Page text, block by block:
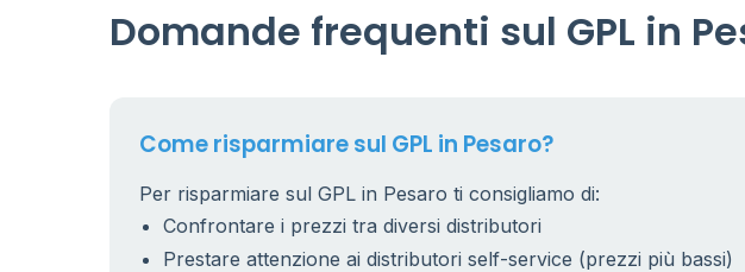
Domande frequenti sul GPL in
Come risparmiare sul GPL in Pesaro?
Per risparmiare sul GPL in Pesaro ti consigliamo di:
Confrontare i prezzi tra diversi distributori
Prestare attenzione ai distributori self-service (prezzi più bassi)